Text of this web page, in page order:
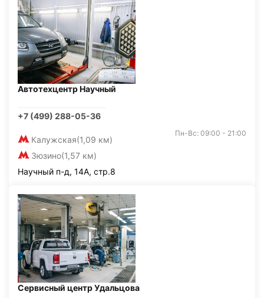
Автотехцентр Научный
+7 (499) 288-05-36
Калужская(1,09 км)
Зюзино(1,57 км)
Пн-Вс: 09:00 - 21:00
Научный п-д, 14А, стр.8
Сервисный центр Удальцова